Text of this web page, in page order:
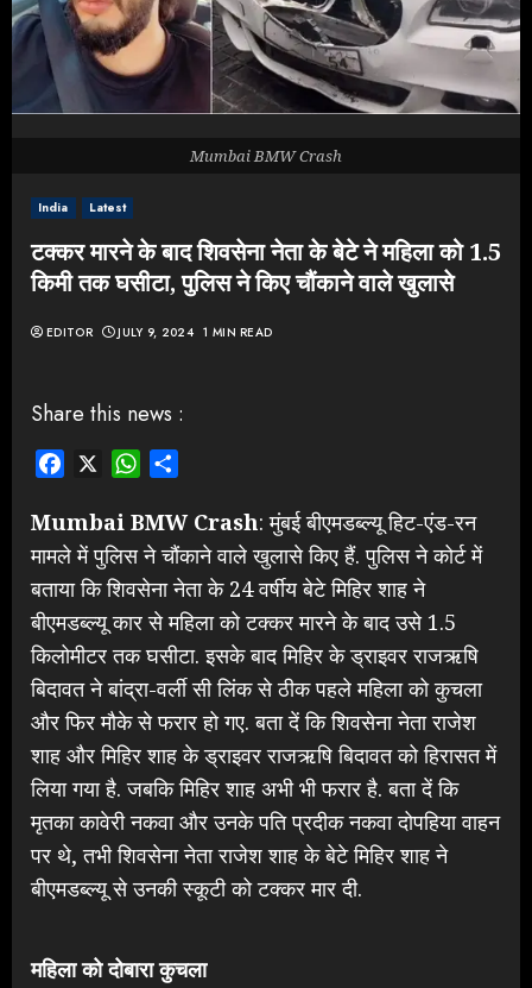
India Latest
टक्कर मारने के बाद शिवसेना नेता के बेटे ने महिला को 1.5
किमी तक घसीटा, पुलिस ने किए चौंकाने वाले खुलासे
EDITOR JULY 9, 2024 1 MIN READ
Mumbai BMW Crash
Share this news :
Facebook WhatsApp
Mumbai BMW Crash: मुंबई बीएमडब्ल्यू हिट-एंड-रन
मामले में पुलिस ने चौंकाने वाले खुलासे किए हैं. पुलिस ने कोर्ट में
बताया कि शिवसेना नेता के 24 वर्षीय बेटे मिहिर शाह ने
बीएमडब्ल्यू कार से महिला को टक्कर मारने के बाद उसे 1.5
किलोमीटर तक घसीटा. इसके बाद मिहिर के ड्राइवर राजऋषि
बिदावत ने बांद्रा-वर्ली सी लिंक से ठीक पहले महिला को कुचला
और फिर मौके से फरार हो गए. बता दें कि शिवसेना नेता राजेश
शाह और मिहिर शाह के ड्राइवर राजऋषि बिदावत को हिरासत में
लिया गया है. जबकि मिहिर शाह अभी भी फरार है. बता दें कि
मृतका कावेरी नकवा और उनके पति प्रदीक नकवा दोपहिया वाहन
पर थे, तभी शिवसेना नेता राजेश शाह के बेटे मिहिर शाह ने
बीएमडब्ल्यू से उनकी स्कूटी को टक्कर मार दी.
महिला को दोबारा कुचला